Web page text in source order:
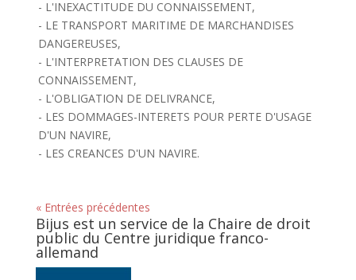
- L'INEXACTITUDE DU CONNAISSEMENT,
- LE TRANSPORT MARITIME DE MARCHANDISES
DANGEREUSES,
- L'INTERPRETATION DES CLAUSES DE
CONNAISSEMENT,
- L'OBLIGATION DE DELIVRANCE,
- LES DOMMAGES-INTERETS POUR PERTE D'USAGE
D'UN NAVIRE,
- LES CREANCES D'UN NAVIRE.
« Entrées précédentes
Bijus est un service de la Chaire de droit
public du Centre juridique franco-
allemand